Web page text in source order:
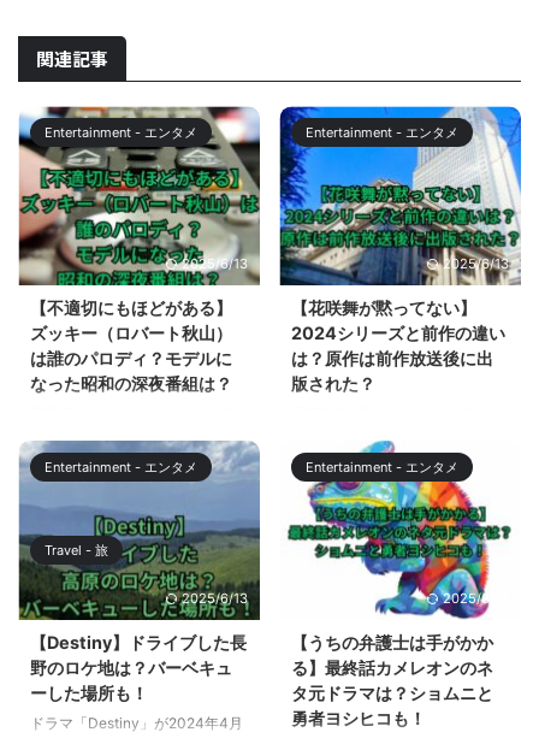
関連記事
Entertainment - エンタメ
2025/6/13
【不適切にもほどがある】
ズッキー（ロバート秋山）
は誰のパロディ？モデルに
なった昭和の深夜番組は？
すが、第3話ではロバート秋山さ
んが、昭和の深夜番組の司会者と
して登場しました。 ”早く寝ナイ
トチョメチョメしちゃうぞ”は、
当時の深夜番組を忠実に再現して
おり、懐かしさに思わず微笑んで
しまいました。 この記事では、
不適切にもほどがある第3話で、
ロバート秋山さんが演じていたズ
ッキーのモデルは誰なのか？また
モデルとなった深夜番組について
解説します。 【不適切にもほど
がある】ズッキー（ロバート秋
Entertainment - エンタメ
2025/6/13
【花咲舞が黙ってない】
2024シリーズと前作の違い
は？原作は前作放送後に出
版された？
ーズが2024年4月13日から放送
されます。 『花咲舞が黙ってな
い』は、2014年、2015年に放送
された人気ドラマですが、9年後
の2024年に放送される新シリー
ズは何が違うのでしょうか？ こ
の記事を読めば、ドラマの新旧の
違いが明確になり、新シリーズへ
の理解が一層深まることでしょ
う。さらに、原作とドラマの関係
性についても理解が深まり、次の
エピソードへの期待感が高まるこ
とでしょう。 【花咲舞が黙って
Entertainment - エンタメ
Travel - 旅
2025/6/13
【Destiny】ドライブした長
野のロケ地は？バーベキュ
ーした場所も！
ドラマ「Destiny」が2024年4月
Entertainment - エンタメ
2025/6/13
【うちの弁護士は手がかか
る】最終話カメレオンのネ
タ元ドラマは？ショムニと
勇者ヨシヒコも！